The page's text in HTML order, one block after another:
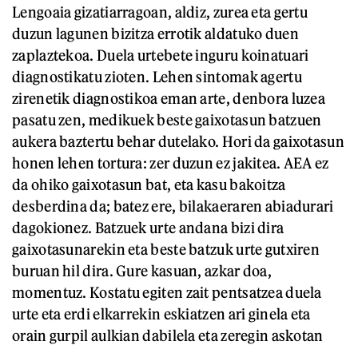
Lengoaia gizatiarragoan, aldiz, zurea eta gertu
duzun lagunen bizitza errotik aldatuko duen
zaplaztekoa. Duela urtebete inguru koinatuari
diagnostikatu zioten. Lehen sintomak agertu
zirenetik diagnostikoa eman arte, denbora luzea
pasatu zen, medikuek beste gaixotasun batzuen
aukera baztertu behar dutelako. Hori da gaixotasun
honen lehen tortura: zer duzun ez jakitea. AEA ez
da ohiko gaixotasun bat, eta kasu bakoitza
desberdina da; batez ere, bilakaeraren abiadurari
dagokionez. Batzuek urte andana bizi dira
gaixotasunarekin eta beste batzuk urte gutxiren
buruan hil dira. Gure kasuan, azkar doa,
momentuz. Kostatu egiten zait pentsatzea duela
urte eta erdi elkarrekin eskiatzen ari ginela eta
orain gurpil aulkian dabilela eta zeregin askotan